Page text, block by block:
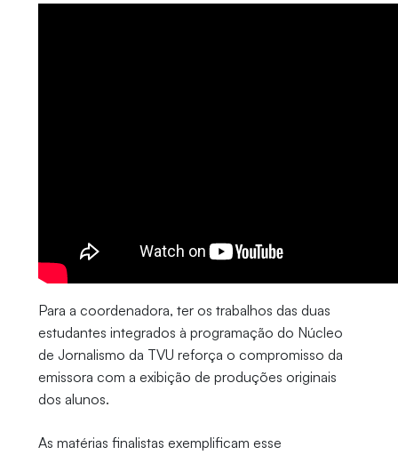
Para a coordenadora, ter os trabalhos das duas
estudantes integrados à programação do Núcleo
de Jornalismo da TVU reforça o compromisso da
emissora com a exibição de produções originais
dos alunos.
As matérias finalistas exemplificam esse